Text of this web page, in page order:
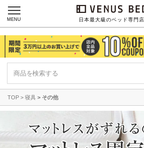
日本最大級のベッド専門店
MENU
TOP 寝具 その他